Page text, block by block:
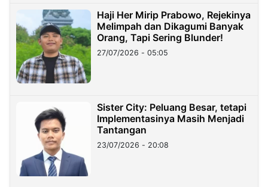
Haji Her Mirip Prabowo, Rejekinya
Melimpah dan Dikagumi Banyak
Orang, Tapi Sering Blunder!
27/07/2026 - 05:05
Sister City: Peluang Besar, tetapi
Implementasinya Masih Menjadi
Tantangan
23/07/2026 - 20:08